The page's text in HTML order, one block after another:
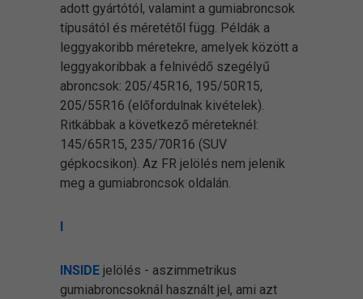
adott gyártótól, valamint a gumiabroncsok
típusától és méretétől függ. Példák a
leggyakoribb méretekre, amelyek között a
leggyakoribbak a felnivédő szegélyű
abroncsok: 205/45R16, 195/50R15,
205/55R16 (előfordulnak kivételek).
Ritkábbak a következő méreteknél:
145/65R15, 235/70R16 (SUV
gépkocsikon). Az FR jelölés nem jelenik
meg a gumiabroncsok oldalán.
INSIDE jelölés - aszimmetrikus
gumiabroncsoknál használt jel, ami azt